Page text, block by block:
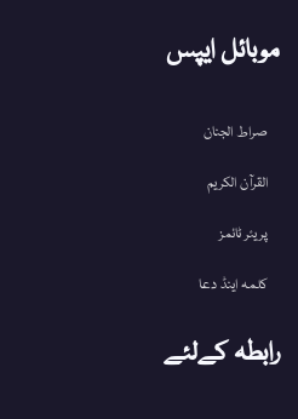
موبائل ایپس
صراط الجنان
القرآن الکریم
پریئر ٹائمز
کلمہ اینڈ دعا
رابطہ کےلئے